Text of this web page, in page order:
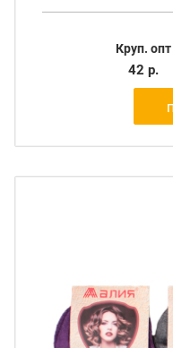
Круп. опт
42 р.